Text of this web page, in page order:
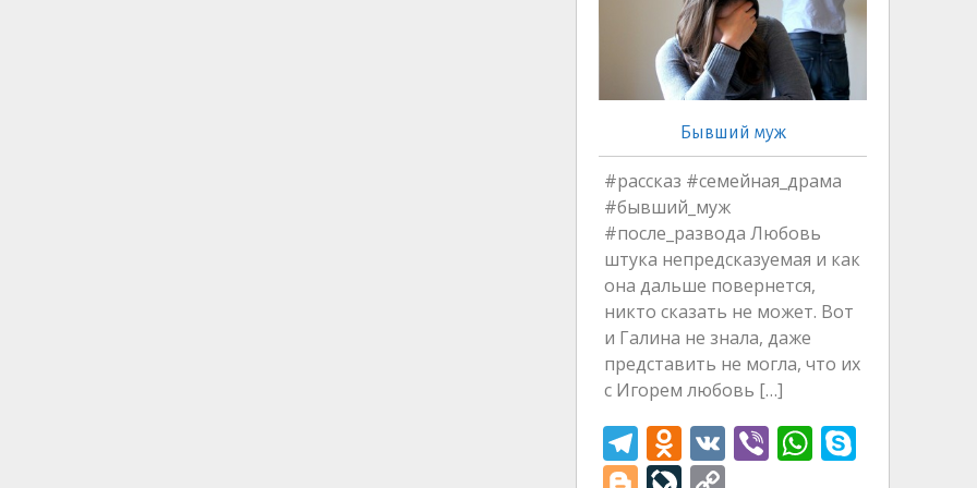
Бывший муж
#рассказ #семейная_драма
#бывший_муж
#после_развода Любовь
штука непредсказуемая и как
она дальше повернется,
никто сказать не может. Вот
и Галина не знала, даже
представить не могла, что их
с Игорем любовь […]
T
el
O
d
V
K
Vi W S